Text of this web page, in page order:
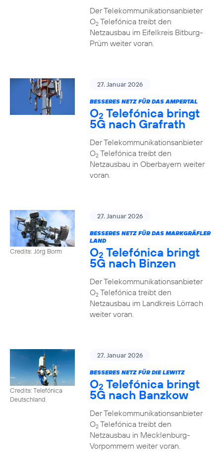
Der Telekommunikationsanbieter
O2Telefónica treibt den
Netzausbau im Eifelkreis Bitburg-
Prüm weiter voran.
27. Januar 2026
BESSERES NETZ FÜR DAS AMPERTAL
O2 Telefónica bringt
5G nach Grafrath
Der Telekommunikationsanbieter
O2Telefónica treibt den
Netzausbau in Oberbayern weiter
voran.
Credits: Jörg Borm
27. Januar 2026
BESSERES NETZ FÜR DAS MARKGRÄFLER
LAND
O2 Telefónica bringt
5G nach Binzen
Der Telekommunikationsanbieter
O2Telefónica treibt den
Netzausbau im Landkreis Lörrach
weiter voran.
Credits: Telefónica
Deutschland
27. Januar 2026
BESSERES NETZ FÜR DIE LEWITZ
O2 Telefónica bringt
5G nach Banzkow
Der Telekommunikationsanbieter
O2Telefónica treibt den
Netzausbau in Mecklenburg-
Vorpommern weiter voran.